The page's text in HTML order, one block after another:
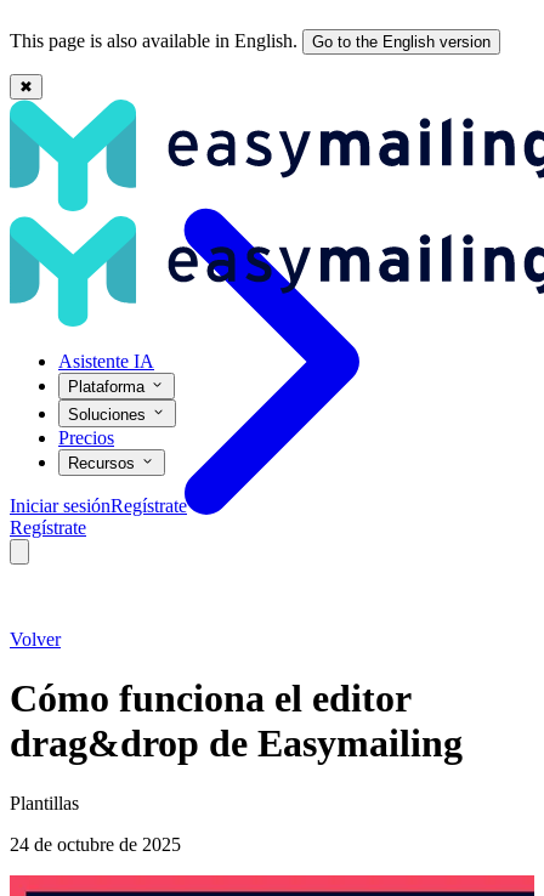
This page is also available in English. Go to the English version
✖
Asistente IA
Plataforma
Soluciones
Precios
Recursos
Iniciar sesiónRegístrate
Regístrate
Editor drag & drop de Easymailing: guía rápida y completa
Volver
Cómo funciona el editor
drag&drop de Easymailing
Plantillas
24 de octubre de 2025